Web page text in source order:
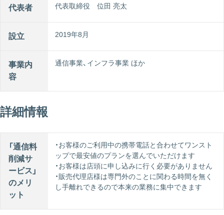
代表者 代表取締役 位田 亮太
設立 2019年8月
事業内
容
通信事業、インフラ事業 ほか
詳細情報
「通信料
削減サ
ービス」
のメリ
ット
・お客様のご利用中の携帯電話と合わせてワンスト
ップで最安値のプランを選んでいただけます
・お客様は店頭に申し込みに行く必要がありません
・販売代理店様は専門外のことに関わる時間を無く
し手離れできるので本来の業務に集中できます